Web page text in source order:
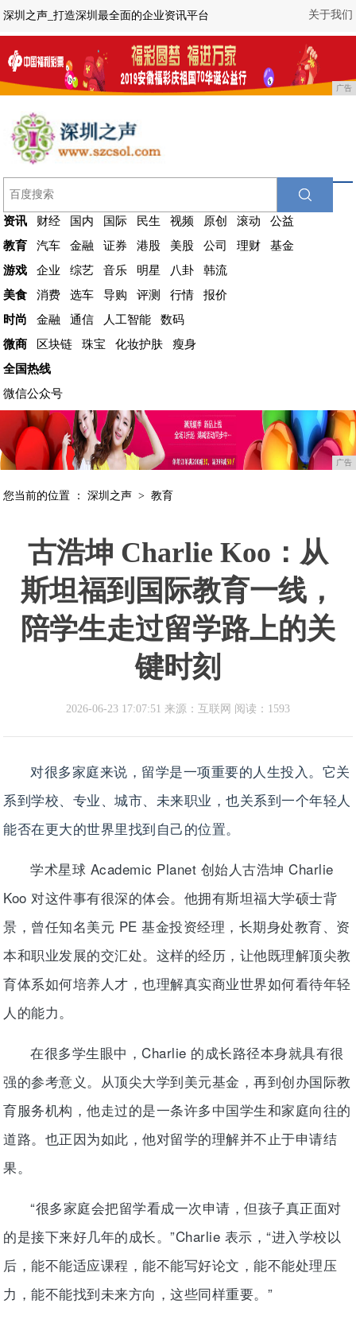
关于我们
深圳之声_打造深圳最全面的企业资讯平台
广告
资讯 财经 国内 国际 民生 视频 原创 滚动
公益
教育
汽车 金融 证券 港股 美股 公司 理财
基金
游戏
企业 综艺 音乐 明星 八卦
韩流
美食
消费 选车 导购 评测 行情
报价
时尚
金融 通信 人工智能
数码
微商
区块链 珠宝 化妆护肤
瘦身
全国热线
微信公众号
广告
您当前的位置 ：深圳之声 >教育
古浩坤 Charlie Koo：从
斯坦福到国际教育一线，
陪学生走过留学路上的关
键时刻
2026-06-23 17:07:51 来源：互联网 阅读：1593
对很多家庭来说，留学是一项重要的人生投入。它关
系到学校、专业、城市、未来职业，也关系到一个年轻人
能否在更大的世界里找到自己的位置。
学术星球 Academic Planet 创始人古浩坤 Charlie
Koo 对这件事有很深的体会。他拥有斯坦福大学硕士背
景，曾任知名美元 PE 基金投资经理，长期身处教育、资
本和职业发展的交汇处。这样的经历，让他既理解顶尖教
育体系如何培养人才，也理解真实商业世界如何看待年轻
人的能力。
在很多学生眼中，Charlie 的成长路径本身就具有很
强的参考意义。从顶尖大学到美元基金，再到创办国际教
育服务机构，他走过的是一条许多中国学生和家庭向往的
道路。也正因为如此，他对留学的理解并不止于申请结
果。
“很多家庭会把留学看成一次申请，但孩子真正面对
的是接下来好几年的成长。”Charlie 表示，“进入学校以
后，能不能适应课程，能不能写好论文，能不能处理压
力，能不能找到未来方向，这些同样重要。”